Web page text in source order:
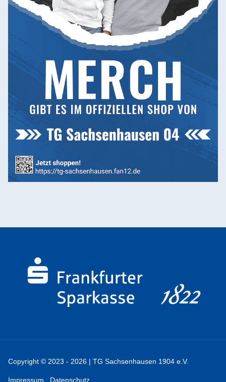
Copyright © 2023 - 2026 | TG Sachsenhausen 1904 e.V.
Impressum Datenschutz